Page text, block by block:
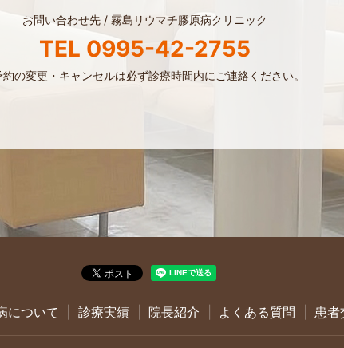
お問い合わせ先 /霧島リウマチ膠原病クリニック
TEL 0995-42-2755
約の変更・キャンセルは必ず診療時間内にご連絡ください。
について 診療実績 院長紹介 よくある質問 患者